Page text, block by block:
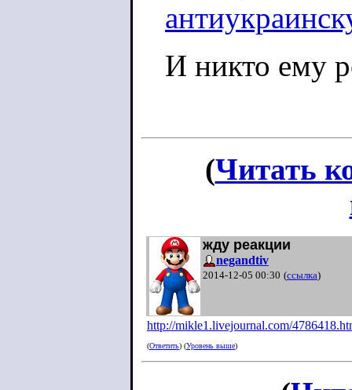
И никто ему
(Читать
жду реакции
negandtiv
2014-12-05 00:30 (ссылка)
http://mikle1.livejournal.com/4786418.h
(Ответить) (Уровень выше)